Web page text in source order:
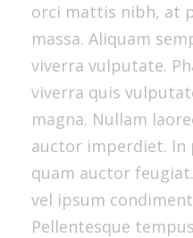
orci mattis nibh, at
massa. Aliquam
viverra vulputate.
viverra quis
magna. Nullam
auctor imperdiet.
quam auctor
vel ipsum
Pellentesque